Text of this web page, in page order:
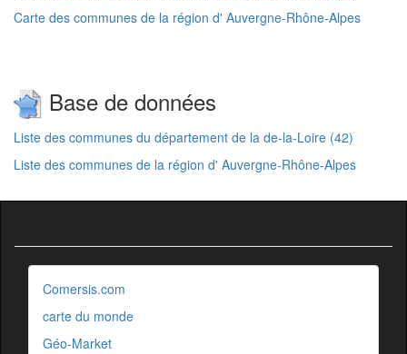
Carte des communes de la région d' Auvergne-Rhône-Alpes
Base de données
Liste des communes du département de la de-la-Loire (42)
Liste des communes de la région d' Auvergne-Rhône-Alpes
Comersis.com
carte du monde
Géo-Market